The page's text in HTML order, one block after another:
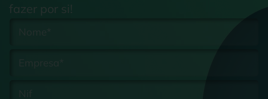
fazer por si!